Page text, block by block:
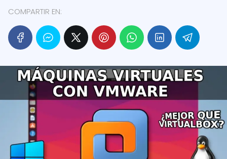
COMPARTIR EN: